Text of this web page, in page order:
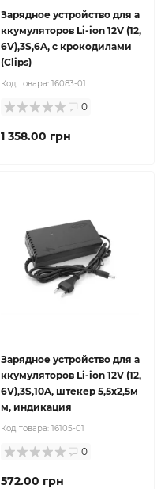
Зарядное устройство для а
ккумуляторов Li-ion 12V (12,
6V),3S,6A, с крокодилами
(Clips)
Код товара: 16083-01
0
1 358.00 грн
Зарядное устройство для а
ккумуляторов Li-ion 12V (12,
6V),3S,10A, штекер 5,5х2,5м
м, индикация
Код товара: 16105-01
0
572.00 грн